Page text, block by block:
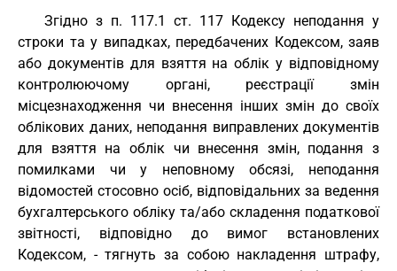
Згідно з п. 117.1 ст. 117 Кодексу неподання у
строки та у випадках, передбачених Кодексом, заяв
або документів для взяття на облік у відповідному
контролюючому органі, реєстрації змін
місцезнаходження чи внесення інших змін до своїх
облікових даних, неподання виправлених документів
для взяття на облік чи внесення змін, подання з
помилками чи у неповному обсязі, неподання
відомостей стосовно осіб, відповідальних за ведення
бухгалтерського обліку та/або складення податкової
звітності, відповідно до вимог встановлених
Кодексом, - тягнуть за собою накладення штрафу,